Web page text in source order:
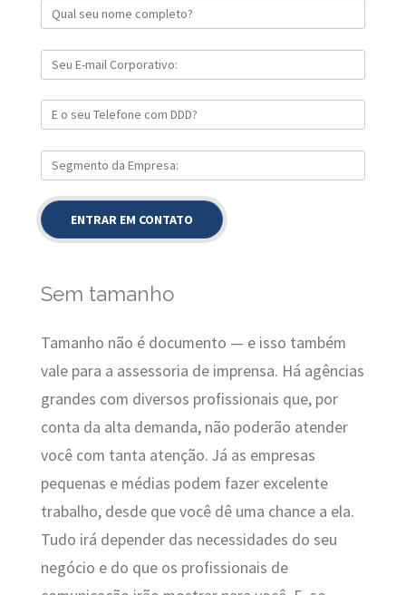
Sem tamanho
Tamanho não é documento — e isso também
vale para a assessoria de imprensa. Há agências
grandes com diversos profissionais que, por
conta da alta demanda, não poderão atender
você com tanta atenção. Já as empresas
pequenas e médias podem fazer excelente
trabalho, desde que você dê uma chance a ela.
Tudo irá depender das necessidades do seu
negócio e do que os profissionais de